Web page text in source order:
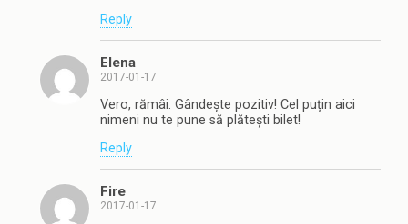
Reply
Elena
2017-01-17
Vero, rămâi. Gândește pozitiv! Cel puțin aici
nimeni nu te pune să plătești bilet!
Reply
Fire
2017-01-17